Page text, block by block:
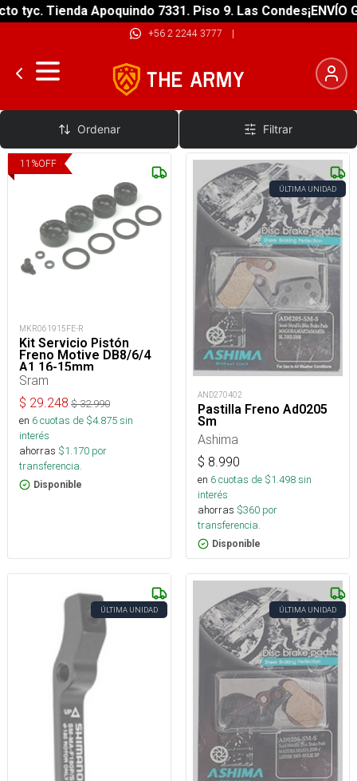
tyc. Tienda Apoquindo 7331. Piso 9. Las Condes¡ENVÍO
+56 2 2244 3777 |
Accesorios Frenos
Ordenar Filtrar
11 %OFF
MKR061915FE-R
Kit Servicio Pistón
Freno Motive DB8/6/4
A1 16-15mm
Sram
$ 29.248 $32.990
en 6cuotas de $4.875sin
interés
ahorras $1.170 por
transferencia.
Disponible
ÚLTIMA UNIDAD
AND270402
Pastilla Freno Ad0205
Sm
Ashima
$ 8.990
en 6cuotas de $1.498sin
interés
ahorras $360 por
transferencia.
Disponible
ÚLTIMA UNIDAD ÚLTIMA UNIDAD